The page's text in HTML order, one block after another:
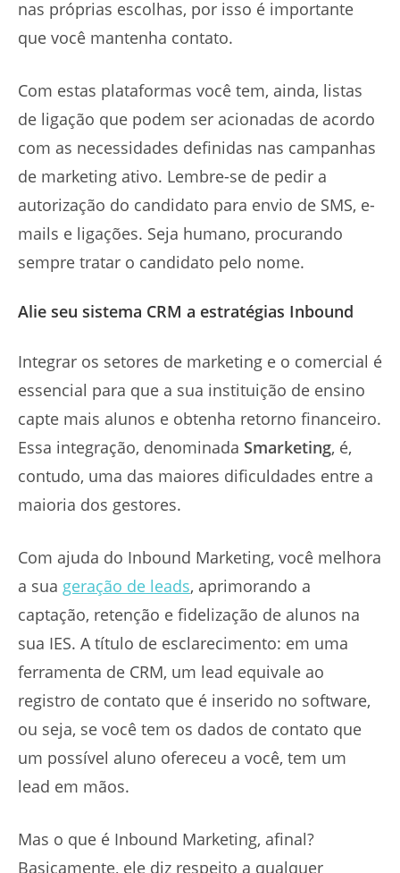
nas próprias escolhas, por isso é importante
que você mantenha contato.
Com estas plataformas você tem, ainda, listas
de ligação que podem ser acionadas de acordo
com as necessidades definidas nas campanhas
de marketing ativo. Lembre-se de pedir a
autorização do candidato para envio de SMS, e-
mails e ligações. Seja humano, procurando
sempre tratar o candidato pelo nome.
Alie seu sistema CRM a estratégias Inbound
Integrar os setores de marketing e o comercial é
essencial para que a sua instituição de ensino
capte mais alunos e obtenha retorno financeiro.
Essa integração, denominada Smarketing, é,
contudo, uma das maiores dificuldades entre a
maioria dos gestores.
Com ajuda do Inbound Marketing, você melhora
a sua geração de leads, aprimorando a
captação, retenção e fidelização de alunos na
sua IES. A título de esclarecimento: em uma
ferramenta de CRM, um lead equivale ao
registro de contato que é inserido no software,
ou seja, se você tem os dados de contato que
um possível aluno ofereceu a você, tem um
lead em mãos.
Mas o que é Inbound Marketing, afinal?
Basicamente, ele diz respeito a qualquer